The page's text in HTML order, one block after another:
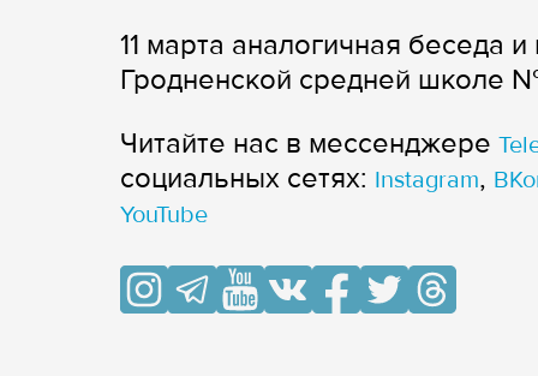
11 марта аналогичная беседа
Гродненской средней школе
Читайте нас в мессенджере
cоциальных сетях: Instagram,
YouTube